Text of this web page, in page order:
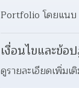
Portfolio โดยแน
เงื่อนไขและข้อ
ดูรายละเอียดเพิ่มเ